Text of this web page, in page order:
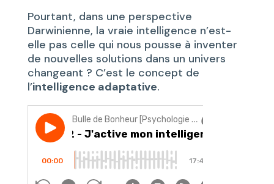
Pourtant, dans une perspective
Darwinienne, la vraie intelligence n’est-
elle pas celle qui nous pousse à inventer
de nouvelles solutions dans un univers
changeant ? C’est le concept de
l’intelligence adaptative.